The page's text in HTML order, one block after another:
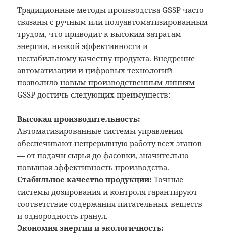
Традиционные методы производства GSSP часто
связаны с ручным или полуавтоматизированным
трудом, что приводит к высоким затратам
энергии, низкой эффективности и
нестабильному качеству продукта. Внедрение
автоматизации и цифровых технологий
позволилоновым производственным линиям
GSSP достичь следующих преимуществ:
Высокая производительность:
Автоматизированные системы управления
обеспечивают непрерывную работу всех этапов
— от подачи сырья до фасовки, значительно
повышая эффективность производства.
Стабильное качество продукции: Точные
системы дозирования и контроля гарантируют
соответствие содержания питательных веществ
и однородность гранул.
Экономия энергии и экологичность: